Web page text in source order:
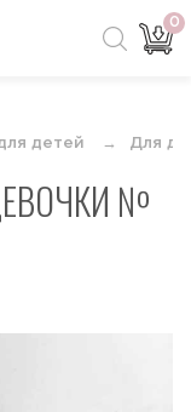
0
детей Для
№